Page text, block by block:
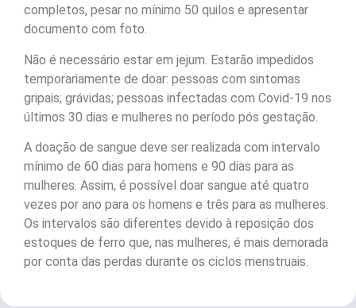
completos, pesar no mínimo 50 quilos e apresentar
documento com foto.
Não é necessário estar em jejum. Estarão impedidos
temporariamente de doar: pessoas com sintomas
gripais; grávidas; pessoas infectadas com Covid-19 nos
últimos 30 dias e mulheres no período pós gestação.
A doação de sangue deve ser realizada com intervalo
mínimo de 60 dias para homens e 90 dias para as
mulheres. Assim, é possível doar sangue até quatro
vezes por ano para os homens e três para as mulheres.
Os intervalos são diferentes devido à reposição dos
estoques de ferro que, nas mulheres, é mais demorada
por conta das perdas durante os ciclos menstruais.